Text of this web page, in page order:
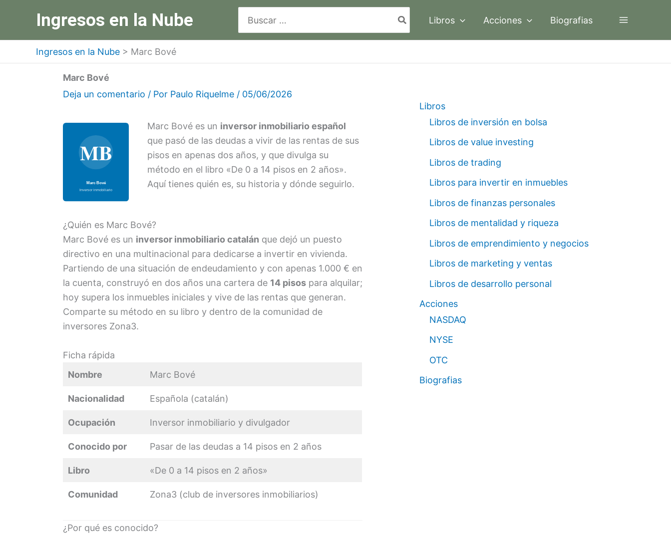
Ingresos en la Nube
por:
Libros Acciones Biografias
Ingresos en la Nube > Marc Bové
Marc Bové
Deja un comentario / Por Paulo Riquelme / 05/06/2026
Marc Bové es un inversor inmobiliario español
que pasó de las deudas a vivir de las rentas de sus
pisos en apenas dos años, y que divulga su
método en el libro «De 0 a 14 pisos en 2 años».
Aquí tienes quién es, su historia y dónde seguirlo.
¿Quién es Marc Bové?
Marc Bové es un inversor inmobiliario catalán que dejó un puesto
directivo en una multinacional para dedicarse a invertir en vivienda.
Partiendo de una situación de endeudamiento y con apenas 1.000 € en
la cuenta, construyó en dos años una cartera de 14 pisos para alquilar;
hoy supera los inmuebles iniciales y vive de las rentas que generan.
Comparte su método en su libro y dentro de la comunidad de
inversores Zona3.
Ficha rápida
Nombre
Marc Bové
Nacionalidad Española (catalán)
Ocupación Inversor inmobiliario y divulgador
Conocido por Pasar de las deudas a 14 pisos en 2 años
Libro «De 0 a 14 pisos en 2 años»
Comunidad Zona3 (club de inversores inmobiliarios)
¿Por qué es conocido?
Libros
Libros de inversión en bolsa
Libros de value investing
Libros de trading
Libros para invertir en inmuebles
Libros de finanzas personales
Libros de mentalidad y riqueza
Libros de emprendimiento y negocios
Libros de marketing y ventas
Libros de desarrollo personal
Acciones
NASDAQ
NYSE
OTC
Biografias